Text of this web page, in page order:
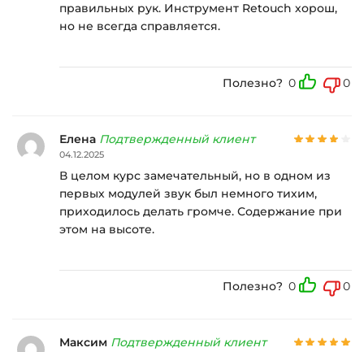
правильных рук. Инструмент Retouch хорош,
но не всегда справляется.
Полезно? 0 0
Елена Подтвержденный клиент
04.12.2025
В целом курс замечательный, но в одном из
первых модулей звук был немного тихим,
приходилось делать громче. Содержание при
этом на высоте.
Полезно? 0 0
Максим Подтвержденный клиент